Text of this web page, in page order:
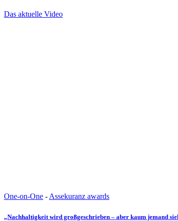
Das aktuelle Video
One-on-One -Assekuranz awards
„Nachhaltigkeit wird großgeschrieben – aber kaum jemand